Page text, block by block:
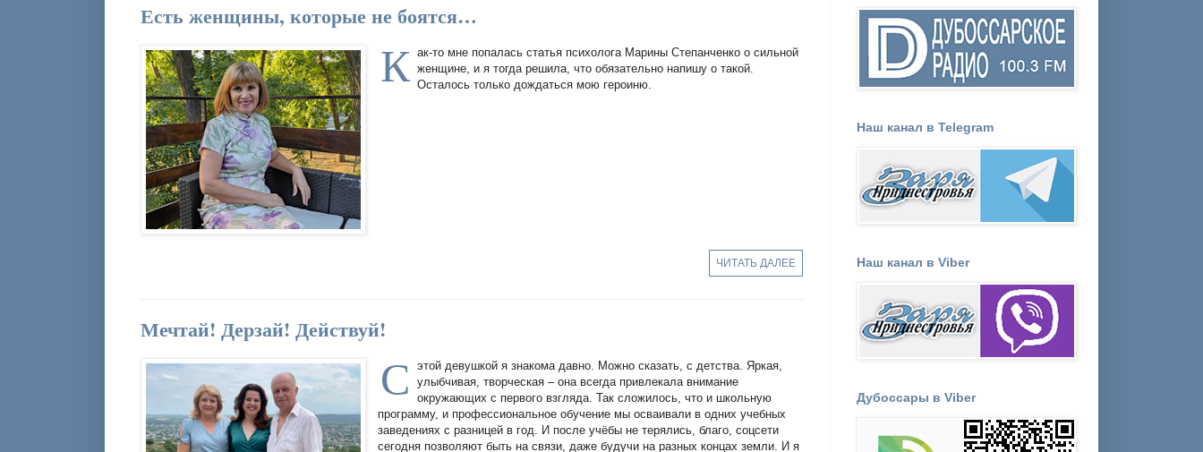
Есть женщины, которые не боятся…
К ак-то мне попалась статья психолога Марины Степанченко о сильной
женщине, и я тогда решила, что обязательно напишу о такой.
Осталось только дождаться мою героиню.
ЧИТАТЬ ДАЛЕЕ
Мечтай! Дерзай! Действуй!
С
этой девушкой я знакома давно. Можно сказать, с детства. Яркая,
улыбчивая, творческая – она всегда привлекала внимание
окружающих с первого взгляда. Так сложилось, что и школьную
программу, и профессиональное обучение мы осваивали в одних учебных
заведениях с разницей в год. И после учёбы не терялись, благо, соцсети
сегодня позволяют быть на связи, даже будучи на разных концах земли. И я
Наш канал в Telegram
Наш канал в Viber
Дубоссары в Viber